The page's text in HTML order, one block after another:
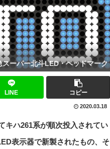
スーパー北斗LED・ヘッドマーク
LINE コピー
2020.03.18
キハ261系が順次投入されてい
表示器で新製されたもの、そ